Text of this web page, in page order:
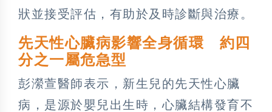
狀並接受評估，有助於及時診斷與治療。
先天性心臟病影響全身循環 約四
分之一屬危急型
彭瀠萱醫師表示，新生兒的先天性心臟
病，是源於嬰兒出生時，心臟結構發育不